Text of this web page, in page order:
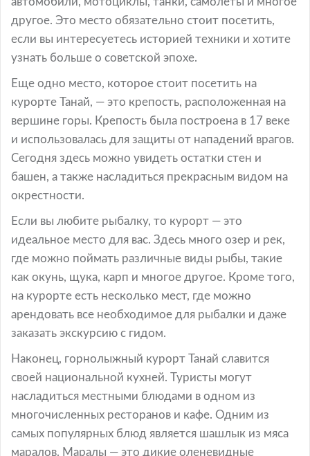
другое. Это место обязательно стоит посетить,
если вы интересуетесь историей техники и хотите
узнать больше о советской эпохе.
Еще одно место, которое стоит посетить на
курорте Танай, — это крепость, расположенная на
вершине горы. Крепость была построена в 17 веке
и использовалась для защиты от нападений врагов.
Сегодня здесь можно увидеть остатки стен и
башен, а также насладиться прекрасным видом на
окрестности.
Если вы любите рыбалку, то курорт — это
идеальное место для вас. Здесь много озер и рек,
где можно поймать различные виды рыбы, такие
как окунь, щука, карп и многое другое. Кроме того,
на курорте есть несколько мест, где можно
арендовать все необходимое для рыбалки и даже
заказать экскурсию с гидом.
Наконец, горнолыжный курорт Танай славится
своей национальной кухней. Туристы могут
насладиться местными блюдами в одном из
многочисленных ресторанов и кафе. Одним из
самых популярных блюд является шашлык из мяса
маралов. Маралы — это дикие оленевидные